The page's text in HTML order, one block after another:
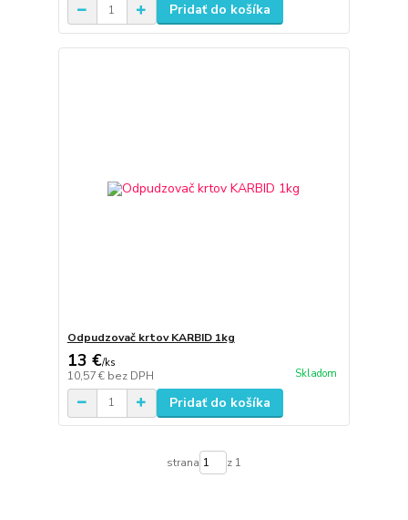
Pridať do košíka
Odpudzovač krtov KARBID 1kg
13 €/ks
10,57 € bez DPH Skladom
Pridať do košíka
strana z 1